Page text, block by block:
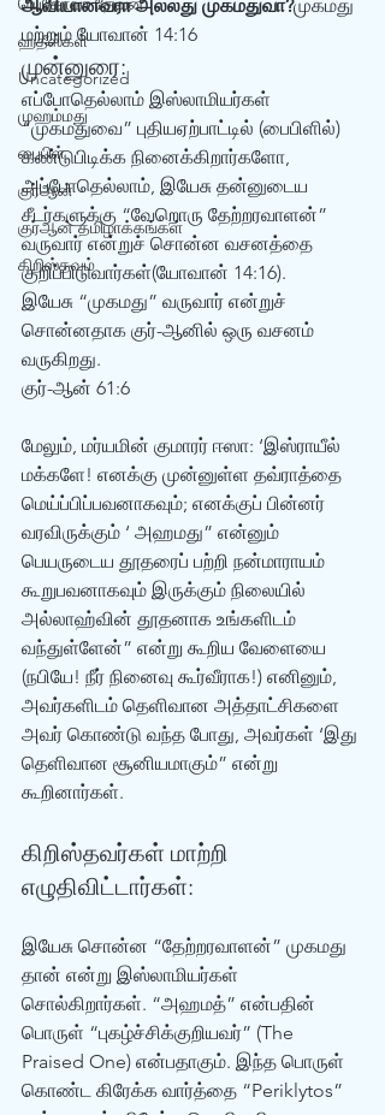
ஹதீஸ்கள்
Uncategorized
முஹம்மது
பைபிள்
குர்‍ஆன்
குர்‍ஆன் தமிழாக்கங்கள்
கிறிஸ்தவம்
ஆவியானவரா அல்லது முகமதுவா?முகமது
மற்றும் யோவான் 14:16
முன்னுரை:
எப்போதெல்லாம் இஸ்லாமியர்கள்
“முகமதுவை” புதியஏற்பாட்டில் (பைபிளில்)
கண்டுபிடிக்க நினைக்கிறார்களோ,
அப்போதெல்லாம், இயேசு தன்னுடைய
சீடர்களுக்கு “வேறொரு தேற்றரவாளன்”
வருவார் என்றுச் சொன்ன வசனத்தை
குறிப்பிடுவார்கள்(யோவான் 14:16).
இயேசு “முகமது” வருவார் என்றுச்
சொன்னதாக குர்-ஆனில் ஒரு வசனம்
வருகிறது.
குர்-ஆன் 61:6
மேலும், மர்யமின் குமாரர் ஈஸா: ‘இஸ்ராயீல்
மக்களே! எனக்கு முன்னுள்ள தவ்ராத்தை
மெய்ப்பிப்பவனாகவும்; எனக்குப் பின்னர்
வரவிருக்கும் ‘ அஹமது” என்னும்
பெயருடைய தூதரைப் பற்றி நன்மாராயம்
கூறுபவனாகவும் இருக்கும் நிலையில்
அல்லாஹ்வின் தூதனாக உங்களிடம்
வந்துள்ளேன்” என்று கூறிய வேளையை
(நபியே! நீர் நினைவு கூர்வீராக!) எனினும்,
அவர்களிடம் தெளிவான அத்தாட்சிகளை
அவர் கொண்டு வந்த போது, அவர்கள் ‘இது
தெளிவான சூனியமாகும்” என்று
கூறினார்கள்.
கிறிஸ்தவர்கள் மாற்றி
எழுதிவிட்டார்கள்:
இயேசு சொன்ன “தேற்றரவாளன்” முகமது
தான் என்று இஸ்லாமியர்கள்
சொல்கிறார்கள். “அஹமத்” என்பதின்
பொருள் “புகழ்ச்சிக்குறியவர்” (The
Praised One) என்பதாகும். இந்த பொருள்
கொண்ட கிரேக்க வார்த்தை “Periklytos”